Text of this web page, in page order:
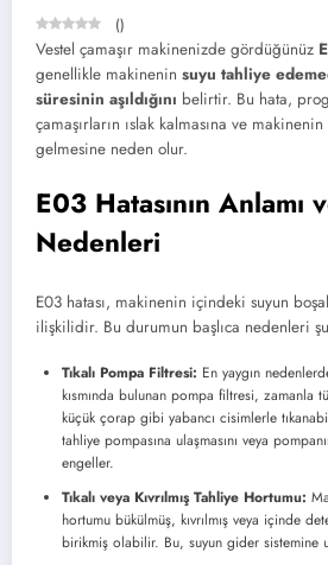
()
Vestel çamaşır makinenizde gördüğünüz
genellikle makinenin suyu tahliye
süresinin aşıldığını belirtir. Bu hata,
çamaşırların ıslak kalmasına ve
gelmesine neden olur.
E03 Hatasının Anlamı
Nedenleri
E03 hatası, makinenin içindeki suyun
ilişkilidir. Bu durumun başlıca nedenleri
Tıkalı Pompa Filtresi: En yaygın
kısmında bulunan pompa filtresi, zamanla
küçük çorap gibi yabancı cisimlerle
tahliye pompasına ulaşmasını veya
engeller.
Tıkalı veya Kıvrılmış Tahliye Hortumu:
hortumu bükülmüş, kıvrılmış veya içinde
birikmiş olabilir. Bu, suyun gider sistemine